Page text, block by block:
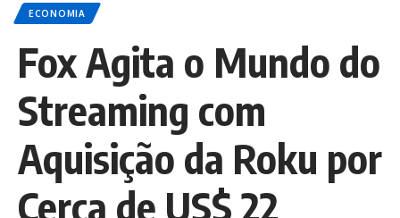
ECONOMIA
Fox Agita o Mundo do
Streaming com
Aquisição da Roku por
Cerca de US$ 22